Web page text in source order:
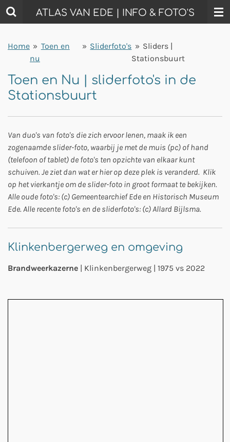
Ga
direct
de
hoofdinhoud
ATLAS VAN EDE | INFO & FOTO'S
Home » Toen en
nu
» Sliderfoto's » Sliders |
Stationsbuurt
Toen en Nu | sliderfoto's in de
Stationsbuurt
Van duo's van foto's die zich ervoor lenen, maak ik een
zogenaamde slider-foto, waarbij je met de muis (pc) of hand
(telefoon of tablet) de foto's ten opzichte van elkaar kunt
schuiven. Je ziet dan wat er hier op deze plek is veranderd. Klik
op het vierkantje om de slider-foto in groot formaat te bekijken.
Alle oude foto's: (c) Gemeentearchief Ede en Historisch Museum
Ede. Alle recente foto's en de sliderfoto's: (c) Allard Bijlsma.
Klinkenbergerweg en omgeving
Brandweerkazerne | Klinkenbergerweg | 1975 vs 2022